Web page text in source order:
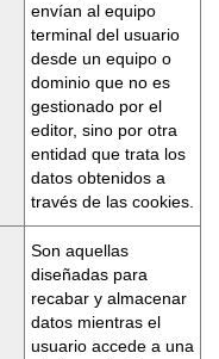
envían al equipo
terminal del usuario
desde un equipo o
dominio que no es
gestionado por el
editor, sino por otra
entidad que trata los
datos obtenidos a
través de las cookies.
Son aquellas
diseñadas para
recabar y almacenar
datos mientras el
usuario accede a una